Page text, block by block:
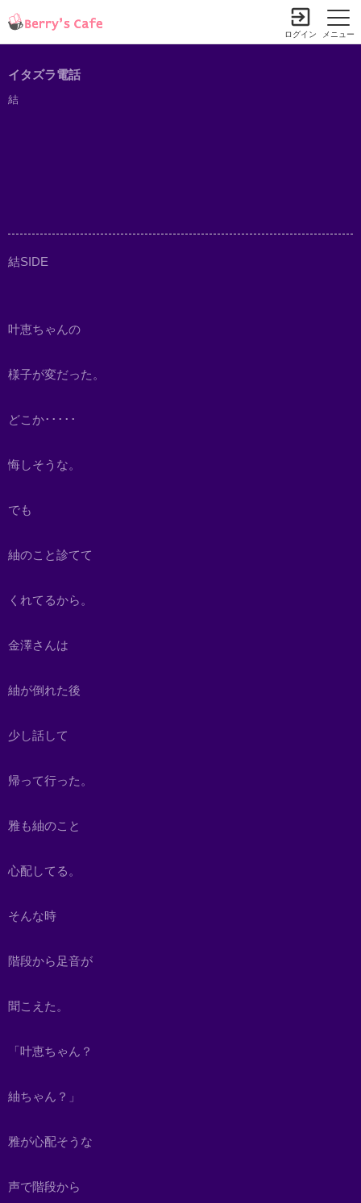
メニュー
ログイン
イタズラ電話
結
結SIDE
叶恵ちゃんの
様子が変だった。
どこか･････
悔しそうな。
でも
紬のこと診てて
くれてるから。
金澤さんは
紬が倒れた後
少し話して
帰って行った。
雅も紬のこと
心配してる。
そんな時
階段から足音が
聞こえた。
「叶恵ちゃん？
紬ちゃん？」
雅が心配そうな
声で階段から